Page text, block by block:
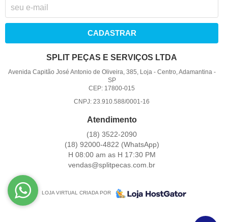
CADASTRAR
SPLIT PEÇAS E SERVIÇOS LTDA
Avenida Capitão José Antonio de Oliveira, 385, Loja- Centro, Adamantina-
SP
CEP: 17800-015
CNPJ: 23.910.588/0001-16
Atendimento
(18) 3522-2090
(18) 92000-4822 (WhatsApp)
H 08:00 am as H 17:30 PM
vendas@splitpecas.com.br
LOJA VIRTUAL CRIADA POR